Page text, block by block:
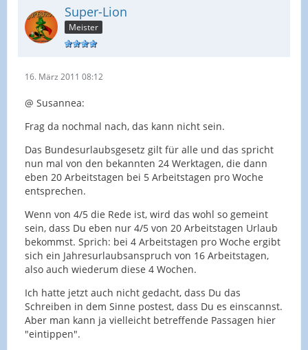
Super-Lion
Meister
16. März 2011 08:12
@ Susannea:
Frag da nochmal nach, das kann nicht sein.
Das Bundesurlaubsgesetz gilt für alle und das spricht
nun mal von den bekannten 24 Werktagen, die dann
eben 20 Arbeitstagen bei 5 Arbeitstagen pro Woche
entsprechen.
Wenn von 4/5 die Rede ist, wird das wohl so gemeint
sein, dass Du eben nur 4/5 von 20 Arbeitstagen Urlaub
bekommst. Sprich: bei 4 Arbeitstagen pro Woche ergibt
sich ein Jahresurlaubsanspruch von 16 Arbeitstagen,
also auch wiederum diese 4 Wochen.
Ich hatte jetzt auch nicht gedacht, dass Du das
Schreiben in dem Sinne postest, dass Du es einscannst.
Aber man kann ja vielleicht betreffende Passagen hier
"eintippen".